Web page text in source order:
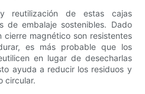
reutilización de estas cajas
de embalaje sostenibles. Dado
magnético son resistentes
es más probable que los
en lugar de desecharlas
ayuda a reducir los residuos y
circular.